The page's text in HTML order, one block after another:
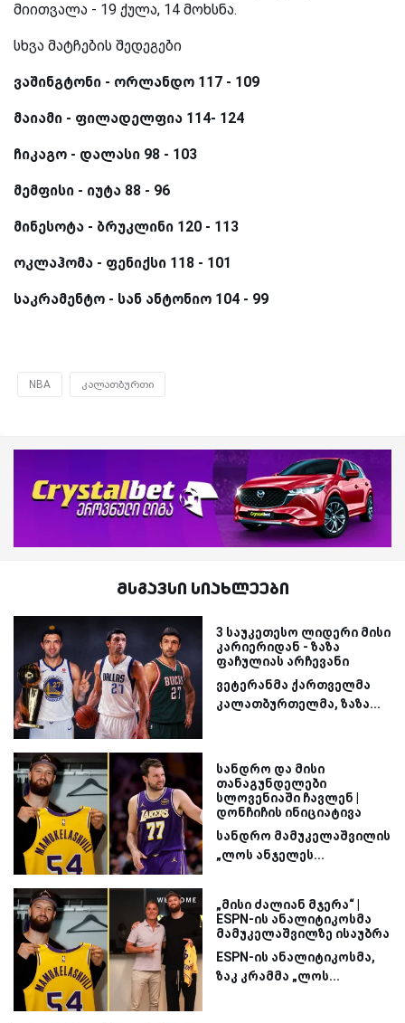
მიითვალა - 19 ქულა, 14 მოხსნა.
სხვა მატჩების შედეგები
ვაშინგტონი - ორლანდო 117 - 109
მაიამი - ფილადელფია 114- 124
ჩიკაგო - დალასი 98 - 103
მემფისი - იუტა 88 - 96
მინესოტა - ბრუკლინი 120 - 113
ოკლაჰომა - ფენიქსი 118 - 101
საკრამენტო - სან ანტონიო 104 - 99
NBA კალათბურთი
მსგავსი სიახლეები
3 საუკეთესო ლიდერი მისი
კარიერიდან - ზაზა
ფაჩულიას არჩევანი
ვეტერანმა ქართველმა
კალათბურთელმა, ზაზა...
სანდრო და მისი
თანაგუნდელები
სლოვენიაში ჩავლენ |
დონჩიჩის ინიციატივა
სანდრო მამუკელაშვილის
„ლოს ანჯელეს...
„მისი ძალიან მჯერა“ |
ESPN-ის ანალიტიკოსმა
მამუკელაშვილზე ისაუბრა
ESPN-ის ანალიტიკოსმა,
ზაკ კრამმა „ლოს...